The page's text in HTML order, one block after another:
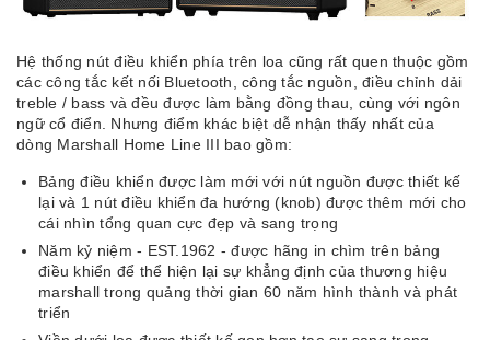
Hệ thống nút điều khiển phía trên loa cũng rất quen thuộc gồm
các công tắc kết nối Bluetooth, công tắc nguồn, điều chỉnh dải
treble / bass và đều được làm bằng đồng thau, cùng với ngôn
ngữ cổ điển. Nhưng điểm khác biệt dễ nhận thấy nhất của
dòng Marshall Home Line III bao gồm:
Bảng điều khiển được làm mới với nút nguồn được thiết kế
lại và 1 nút điều khiển đa hướng (knob) được thêm mới cho
cái nhìn tổng quan cực đẹp và sang trọng
Năm kỷ niệm - EST.1962 - được hãng in chìm trên bảng
điều khiển để thể hiện lại sự khẳng định của thương hiệu
marshall trong quảng thời gian 60 năm hình thành và phát
triển